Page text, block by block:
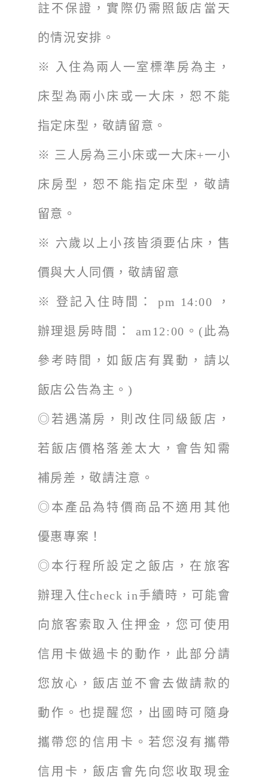
註不保證，實際仍需照飯店當天
的情況安排。
※ 入住為兩人一室標準房為主，
床型為兩小床或一大床，恕不能
指定床型，敬請留意。
※ 三人房為三小床或一大床+一小
床房型，恕不能指定床型，敬請
留意。
※ 六歲以上小孩皆須要佔床，售
價與大人同價，敬請留意
※ 登記入住時間： pm 14:00 ，
辦理退房時間： am12:00。(此為
參考時間，如飯店有異動，請以
飯店公告為主。)
◎若遇滿房，則改住同級飯店，
若飯店價格落差太大，會告知需
補房差，敬請注意。
◎本產品為特價商品不適用其他
優惠專案！
◎本行程所設定之飯店，在旅客
辦理入住check in手續時，可能會
向旅客索取入住押金，您可使用
信用卡做過卡的動作，此部分請
您放心，飯店並不會去做請款的
動作。也提醒您，出國時可隨身
攜帶您的信用卡。若您沒有攜帶
信用卡，飯店會先向您收取現金